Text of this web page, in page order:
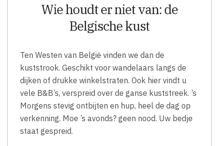
Wie houdt er niet van: de
Belgische kust
Ten Westen van België vinden we dan de
kuststrook. Geschikt voor wandelaars langs de
dijken of drukke winkelstraten. Ook hier vindt u
vele B&B’s, verspreid over de ganse kuststreek. ’s
Morgens stevig ontbijten en hup, heel de dag op
verkenning. Moe ’s avonds? geen nood. Uw bedje
staat gespreid.